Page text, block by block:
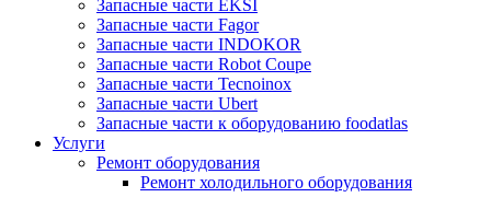
Запасные части EKSI
Запасные части Fagor
Запасные части INDOKOR
Запасные части Robot Coupe
Запасные части Tecnoinox
Запасные части Ubert
Запасные части к оборудованию foodatlas
Услуги
Ремонт оборудования
Ремонт холодильного оборудования